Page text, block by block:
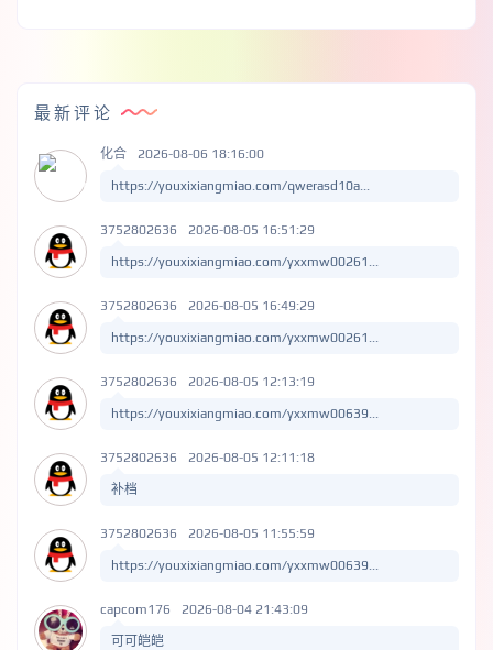
最新评论
化合 2026-08-06 18:16:00
https://youxixiangmiao.com/qwerasd10a...
3752802636 2026-08-05 16:51:29
https://youxixiangmiao.com/yxxmw00261...
3752802636 2026-08-05 16:49:29
https://youxixiangmiao.com/yxxmw00261...
3752802636 2026-08-05 12:13:19
https://youxixiangmiao.com/yxxmw00639...
3752802636 2026-08-05 12:11:18
补档
3752802636 2026-08-05 11:55:59
https://youxixiangmiao.com/yxxmw00639...
capcom176 2026-08-04 21:43:09
可可皑皑